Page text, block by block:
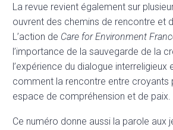
La revue revient également sur
ouvrent des chemins de rencontre et
L’action de Care for Environment
l’importance de la sauvegarde de la
l’expérience du dialogue interreligieux
comment la rencontre entre croyants
espace de compréhension et de paix.
Ce numéro donne aussi la parole aux